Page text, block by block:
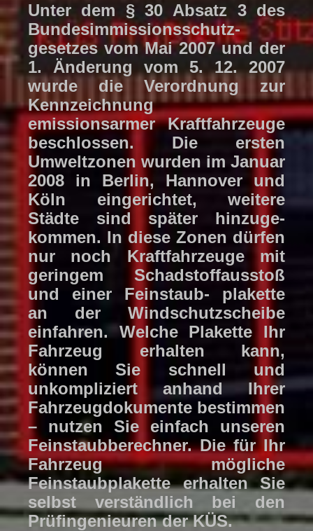
Unter dem § 30 Absatz 3 des
Bundesimmissionsschutz-
gesetzes vom Mai 2007 und der
1. Änderung vom 5. 12. 2007
wurde die Verordnung zur
Kennzeichnung
emissionsarmer Kraftfahrzeuge
beschlossen. Die ersten
Umweltzonen wurden im Januar
2008 in Berlin, Hannover und
Köln eingerichtet, weitere
Städte sind später hinzuge-
kommen. In diese Zonen dürfen
nur noch Kraftfahrzeuge mit
geringem Schadstoffausstoß
und einer Feinstaub- plakette
an der Windschutzscheibe
einfahren. Welche Plakette Ihr
Fahrzeug erhalten kann,
können Sie schnell und
unkompliziert anhand Ihrer
Fahrzeugdokumente bestimmen
– nutzen Sie einfach unseren
Feinstaubberechner. Die für Ihr
Fahrzeug mögliche
Feinstaubplakette erhalten Sie
selbst verständlich bei den
Prüfingenieuren der KÜS.